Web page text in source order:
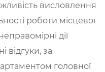
висловлення
роботи місцевої
дії
відгуки, за
головної